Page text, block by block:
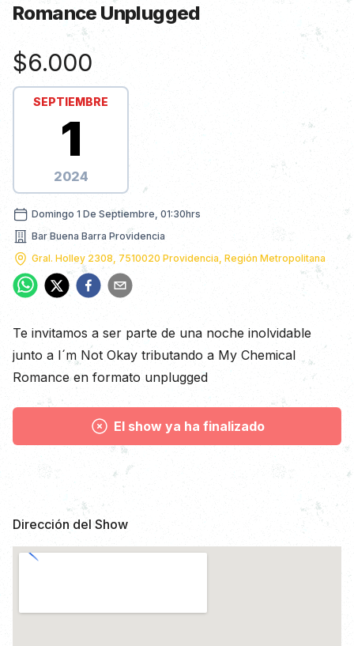
Romance Unplugged
Información de Show
$6.000
SEPTIEMBRE
1
2024
domingo 1 de septiembre, 01:30hrs
Domingo 1 De Septiembre, 01:30hrs
Nombre dirección
Bar Buena Barra Providencia
Dirección
Gral. Holley 2308, 7510020 Providencia, Región Metropolitana
Descripción
Te invitamos a ser parte de una noche inolvidable
junto a I´m Not Okay tributando a My Chemical
Romance en formato unplugged
El show ya ha finalizado
Dirección del Show